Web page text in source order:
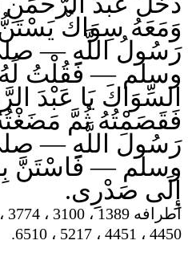
وَمَعَهُ سِوَاكٌ يَسْتَنُّ
رَسُولُ اللَّهِ —
وسلم — فَقُلْتُ
السِّوَاكَ يَا عَبْدَ
فَقَصَمْتُهُ ثُمَّ
رَسُولَ اللَّهِ —
وسلم — فَاسْتَنَّ
إِلَى صَدْرِى.
4450 ، 4451 ، 5217 ، 6510.